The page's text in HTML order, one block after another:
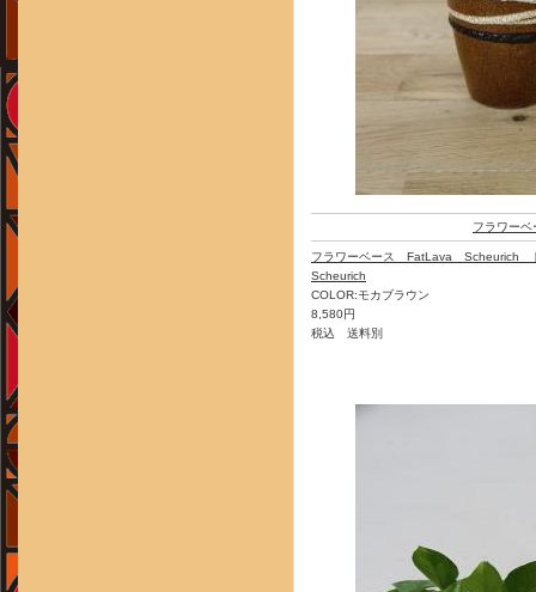
フラワーベ
フラワーベース FatLava Scheurich
Scheurich
COLOR:モカブラウン
8,580円
税込 送料別